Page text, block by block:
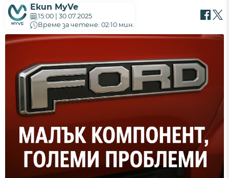
Екип MyVe
15:00 | 30.07.2025
Време за четене: 02:10 мин.